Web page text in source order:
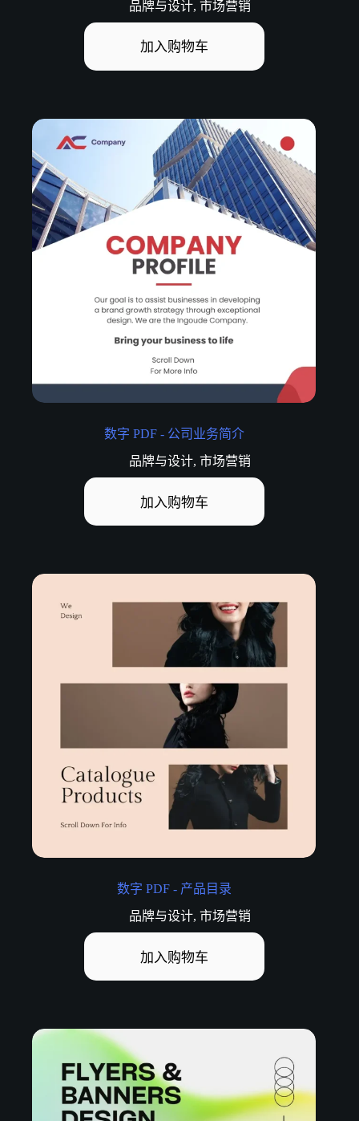
品牌与设计,市场营销
加入购物车
数字 PDF - 公司业务简介
品牌与设计,市场营销
加入购物车
数字 PDF - 产品目录
品牌与设计,市场营销
加入购物车